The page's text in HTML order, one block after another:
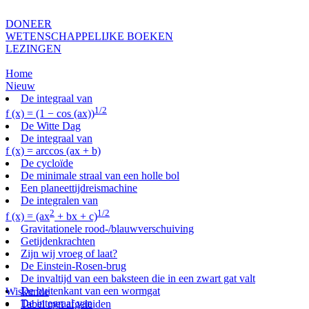
DONEER
WETENSCHAPPELIJKE BOEKEN
LEZINGEN
Home
Nieuw
De integraal van
f (x) = (1 − cos (ax))1/2
De Witte Dag
De integraal van
f (x) = arccos (ax + b)
De cycloïde
De minimale straal van een holle bol
Een planeettijdreismachine
De integralen van
f (x) = (ax2 + bx + c)1/2
Gravitationele rood-/blauwverschuiving
Getijdenkrachten
Zijn wij vroeg of laat?
De Einstein-Rosen-brug
De invaltijd van een baksteen die in een zwart gat valt
De buitenkant van een wormgat
De integraal van
Wiskunde
Tabel met afgeleiden